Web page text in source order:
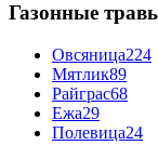
Газонные
Овсяница224
Мятлик89
Райграс68
Ежа29
Полевица24